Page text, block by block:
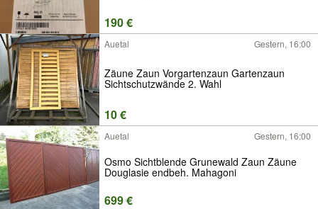
190 €
Auetal Gestern, 16:00
Zäune Zaun Vorgartenzaun Gartenzaun
Sichtschutzwände 2. Wahl
10 €
Auetal Gestern, 16:00
Osmo Sichtblende Grunewald Zaun Zäune
Douglasie endbeh. Mahagoni
699 €